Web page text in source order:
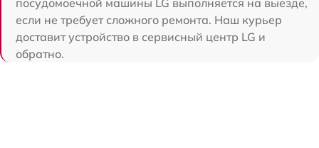
посудомоечной машины LG выполняется на выезде,
если не требует сложного ремонта. Наш курьер
доставит устройство в сервисный центр LG и
обратно.